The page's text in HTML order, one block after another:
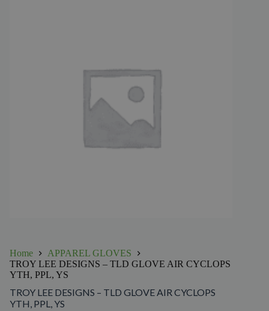
Home
APPAREL GLOVES
TROY LEE DESIGNS – TLD GLOVE AIR CYCLOPS
YTH, PPL, YS
TROY LEE DESIGNS – TLD GLOVE AIR CYCLOPS
YTH, PPL, YS